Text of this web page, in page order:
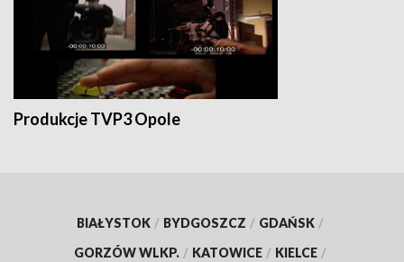
Produkcje TVP3 Opole
BIAŁYSTOK / BYDGOSZCZ / GDAŃSK /
GORZÓW WLKP. / KATOWICE / KIELCE /